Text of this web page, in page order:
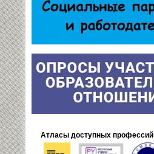
Атласы доступных профессий